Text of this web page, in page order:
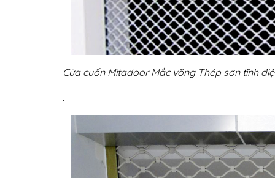
Cửa cuốn Mitadoor Mắc võng Thép sơn tĩnh
.